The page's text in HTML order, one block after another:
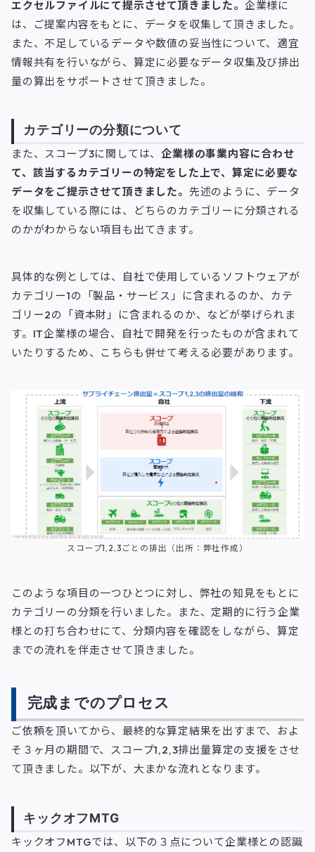
エクセルファイルにて提示させて頂きました。 企業様に
は、ご提案内容をもとに、データを収集して頂きました。
また、不足しているデータや数値の妥当性について、適宜
情報共有を行いながら、算定に必要なデータ収集及び排出
量の算出をサポートさせて頂きました。
カテゴリーの分類について
また、スコープ3に関しては、企業様の事業内容に合わせ
て、該当するカテゴリーの特定をした上で、算定に必要な
データをご提示させて頂きました。 先述のように、データ
を収集している際には、どちらのカテゴリーに分類される
のかがわからない項目も出てきます。
具体的な例としては、自社で使用しているソフトウェアが
カテゴリー1の「製品・サービス」に含まれるのか、カテ
ゴリー2の「資本財」に含まれるのか、などが挙げられま
す。IT企業様の場合、自社で開発を行ったものが含まれて
いたりするため、こちらも併せて考える必要があります。
スコープ1,2,3ごとの排出（出所：弊社作成）
このような項目の一つひとつに対し、弊社の知見をもとに
カテゴリーの分類を行いました。また、定期的に行う企業
様との打ち合わせにて、分類内容を確認をしながら、算定
までの流れを伴走させて頂きました。
完成までのプロセス
ご依頼を頂いてから、最終的な算定結果を出すまで、およ
そ３ヶ月の期間で、スコープ1,2,3排出量算定の支援をさせ
て頂きました。以下が、大まかな流れとなります。
キックオフMTG
キックオフMTGでは、以下の３点について企業様との認識